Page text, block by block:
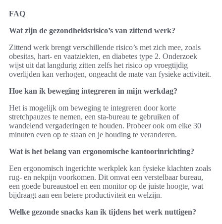
FAQ
Wat zijn de gezondheidsrisico’s van zittend werk?
Zittend werk brengt verschillende risico’s met zich mee, zoals
obesitas, hart- en vaatziekten, en diabetes type 2. Onderzoek
wijst uit dat langdurig zitten zelfs het risico op vroegtijdig
overlijden kan verhogen, ongeacht de mate van fysieke activiteit.
Hoe kan ik beweging integreren in mijn werkdag?
Het is mogelijk om beweging te integreren door korte
stretchpauzes te nemen, een sta-bureau te gebruiken of
wandelend vergaderingen te houden. Probeer ook om elke 30
minuten even op te staan en je houding te veranderen.
Wat is het belang van ergonomische kantoorinrichting?
Een ergonomisch ingerichte werkplek kan fysieke klachten zoals
rug- en nekpijn voorkomen. Dit omvat een verstelbaar bureau,
een goede bureaustoel en een monitor op de juiste hoogte, wat
bijdraagt aan een betere productiviteit en welzijn.
Welke gezonde snacks kan ik tijdens het werk nuttigen?